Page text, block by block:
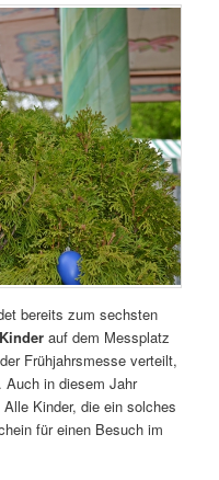
bereits zum sechsten
auf dem Messplatz
Frühjahrsmesse verteilt,
Auch in diesem Jahr
Kinder, die ein solches
für einen Besuch im